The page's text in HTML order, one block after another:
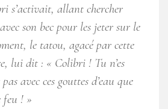
s’activait, allant chercher
son bec pour les jeter sur le
le tatou, agacé par cette
lui dit : « Colibri ! Tu n’es
avec ces gouttes d’eau que
feu ! »